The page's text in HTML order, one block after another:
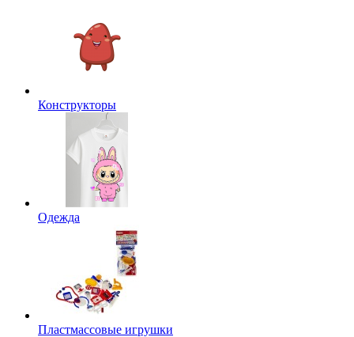
Конструкторы
Одежда
Пластмассовые игрушки